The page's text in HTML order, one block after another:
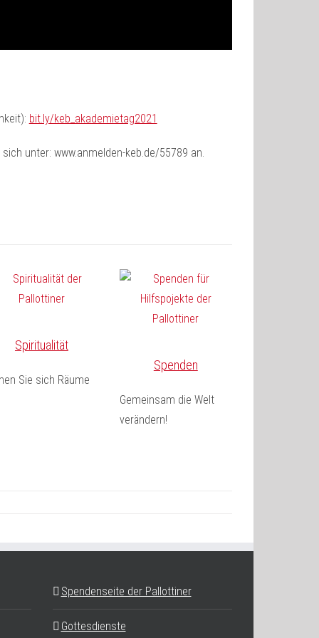
bit.ly/keb_akademietag2021
unter: www.anmelden-keb.de/55789 an.
Spiritualität
Sie sich Räume
Spenden
Gemeinsam die Welt
verändern!
Spendenseite der Pallottiner
Gottesdienste